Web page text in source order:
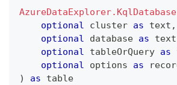
AzureDataExplorer.KqlDatabase
optional cluster as text ,
optional database as text
optional tableOrQuery as
optional options as
)
as table